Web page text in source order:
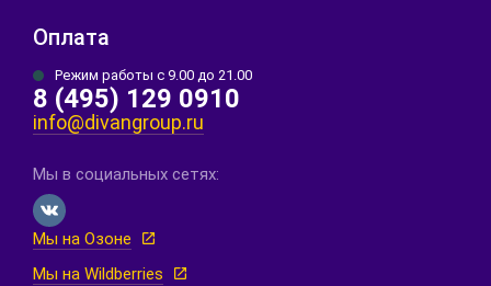
Оплата
Режим работы с 9.00 до 21.00
8 (495) 129 0910
info@divangroup.ru
Мы в социальных сетях:
Мы на Озоне
Мы на Wildberries